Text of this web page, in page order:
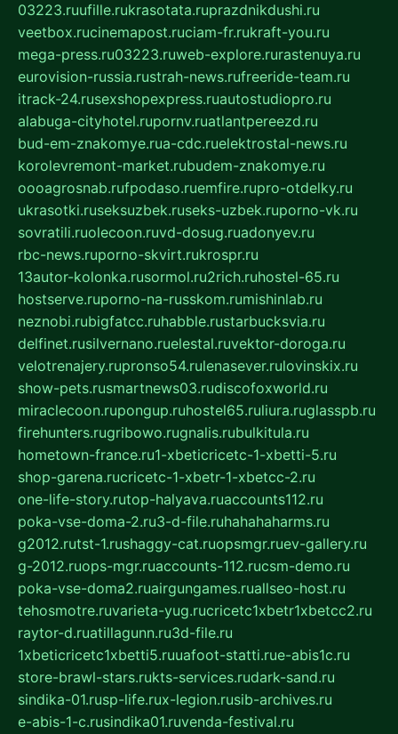
03223.ruufille.rukrasotata.ruprazdnikdushi.ru
veetbox.rucinemapost.ruciam-fr.rukraft-you.ru
mega-press.ru03223.ruweb-explore.rurastenuya.ru
eurovision-russia.rustrah-news.rufreeride-team.ru
itrack-24.rusexshopexpress.ruautostudiopro.ru
alabuga-cityhotel.rupornv.ruatlantpereezd.ru
bud-em-znakomye.rua-cdc.ruelektrostal-news.ru
korolevremont-market.rubudem-znakomye.ru
oooagrosnab.rufpodaso.ruemfire.rupro-otdelky.ru
ukrasotki.ruseksuzbek.ruseks-uzbek.ruporno-vk.ru
sovratili.ruolecoon.ruvd-dosug.ruadonyev.ru
rbc-news.ruporno-skvirt.rukrospr.ru
13autor-kolonka.rusormol.ru2rich.ruhostel-65.ru
hostserve.ruporno-na-russkom.rumishinlab.ru
neznobi.rubigfatcc.ruhabble.rustarbucksvia.ru
delfinet.rusilvernano.ruelestal.ruvektor-doroga.ru
velotrenajery.rupronso54.rulenasever.rulovinskix.ru
show-pets.rusmartnews03.rudiscofoxworld.ru
miraclecoon.rupongup.ruhostel65.ruliura.ruglasspb.ru
firehunters.rugribowo.rugnalis.rubulkitula.ru
hometown-france.ru1-xbeticricetc-1-xbetti-5.ru
shop-garena.rucricetc-1-xbetr-1-xbetcc-2.ru
one-life-story.rutop-halyava.ruaccounts112.ru
poka-vse-doma-2.ru3-d-file.ruhahahaharms.ru
g2012.rutst-1.rushaggy-cat.ruopsmgr.ruev-gallery.ru
g-2012.ruops-mgr.ruaccounts-112.rucsm-demo.ru
poka-vse-doma2.ruairgungames.ruallseo-host.ru
tehosmotre.ruvarieta-yug.rucricetc1xbetr1xbetcc2.ru
raytor-d.ruatillagunn.ru3d-file.ru
1xbeticricetc1xbetti5.ruuafoot-statti.rue-abis1c.ru
store-brawl-stars.rukts-services.rudark-sand.ru
sindika-01.rusp-life.rux-legion.rusib-archives.ru
e-abis-1-c.rusindika01.ruvenda-festival.ru